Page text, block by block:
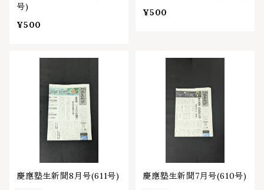
号)
¥500
¥500
慶應塾生新聞8月号(611号)
慶應塾生新聞7月号(610号)